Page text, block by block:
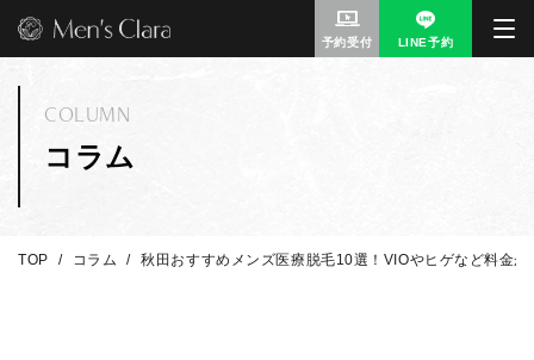
予約受付 LINE予約
コラム
COLUMN
TOP コラム 秋田おすすめメンズ医療脱毛10選！VIOやヒゲなど料金